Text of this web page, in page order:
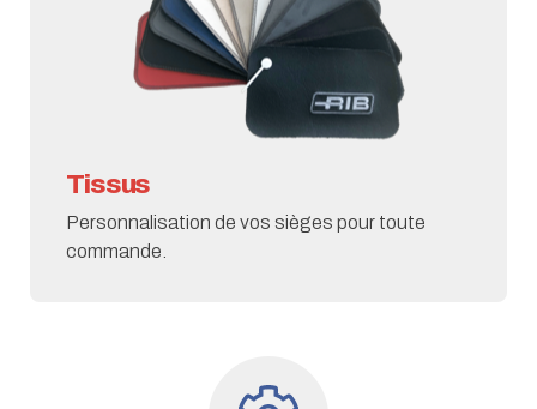
Tissus
Personnalisation de vos sièges pour toute
commande.